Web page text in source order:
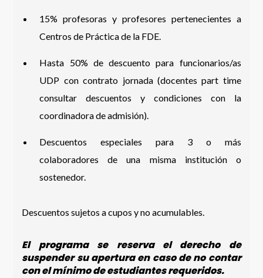
15% profesoras y profesores pertenecientes a
Centros de Práctica de la FDE.
Hasta 50% de descuento para funcionarios/as
UDP con contrato jornada (docentes part time
consultar descuentos y condiciones con la
coordinadora de admisión).
Descuentos especiales para 3 o más
colaboradores de una misma institución o
sostenedor.
Descuentos sujetos a cupos y no acumulables.
El programa se reserva el derecho de
suspender su apertura en caso de no contar
con el mínimo de estudiantes requeridos.